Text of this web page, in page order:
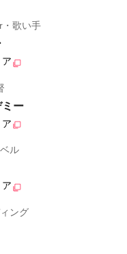
・歌い手
ー
ル
ング